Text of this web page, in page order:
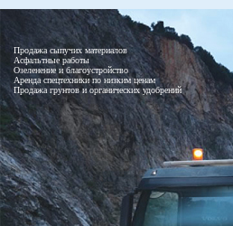
Продажа сыпучих материалов
Асфальтные работы
Озеленение и благоустройство
Аренда спецтехники по низким ценам
Продажа грунтов и органических удобрений